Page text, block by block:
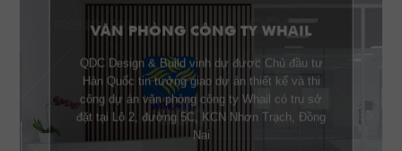
VĂN PHÒNG CÔNG TY WHAIL
QDC Design & Build vinh dự được Chủ đầu tư
Hàn Quốc tin tưởng giao dự án thiết kế và thi
công dự án văn phòng công ty Whail có trụ sở
đặt tại Lô 2, đường 5C, KCN Nhơn Trạch, Đồng
Nai